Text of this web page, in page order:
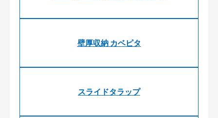
壁厚収納 カベピタ
スライドタラップ